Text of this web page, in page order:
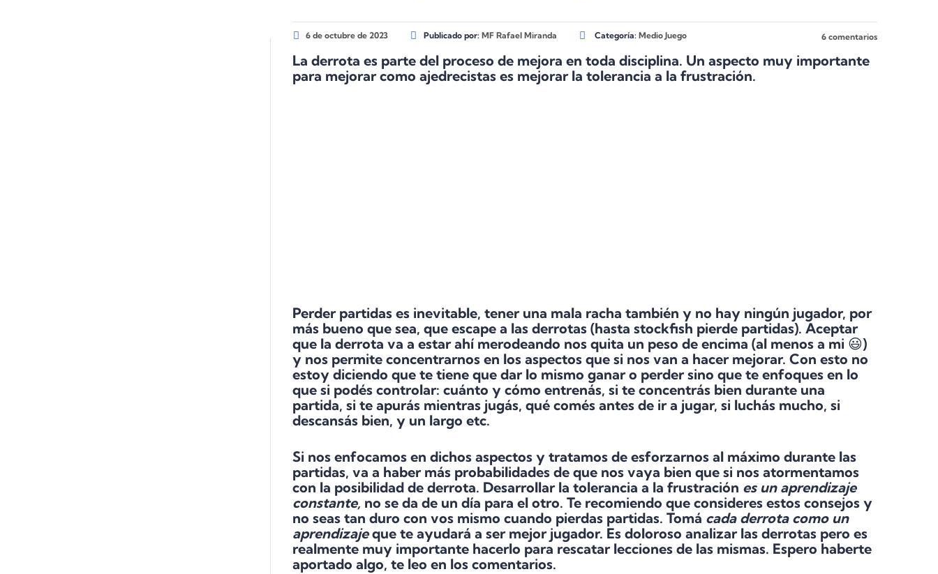
6 de octubre de 2023 Publicado por: MF Rafael Miranda Categoría: Medio Juego 6 comentarios
La derrota es parte del proceso de mejora en toda disciplina. Un aspecto muy importante
para mejorar como ajedrecistas es mejorar la tolerancia a la frustración.
Perder partidas es inevitable, tener una mala racha también y no hay ningún jugador, por
más bueno que sea, que escape a las derrotas (hasta stockfish pierde partidas). Aceptar
que la derrota va a estar ahí merodeando nos quita un peso de encima (al menos a mi 😃)
y nos permite concentrarnos en los aspectos que si nos van a hacer mejorar. Con esto no
estoy diciendo que te tiene que dar lo mismo ganar o perder sino que te enfoques en lo
que si podés controlar: cuánto y cómo entrenás, si te concentrás bien durante una
partida, si te apurás mientras jugás, qué comés antes de ir a jugar, si luchás mucho, si
descansás bien, y un largo etc.
Si nos enfocamos en dichos aspectos y tratamos de esforzarnos al máximo durante las
partidas, va a haber más probabilidades de que nos vaya bien que si nos atormentamos
con la posibilidad de derrota. Desarrollar la tolerancia a la frustración es un aprendizaje
constante, no se da de un día para el otro. Te recomiendo que consideres estos consejos y
no seas tan duro con vos mismo cuando pierdas partidas. Tomá cada derrota como un
aprendizajeque te ayudará a ser mejor jugador. Es doloroso analizar las derrotas pero es
realmente muy importante hacerlo para rescatar lecciones de las mismas. Espero haberte
aportado algo, te leo en los comentarios.